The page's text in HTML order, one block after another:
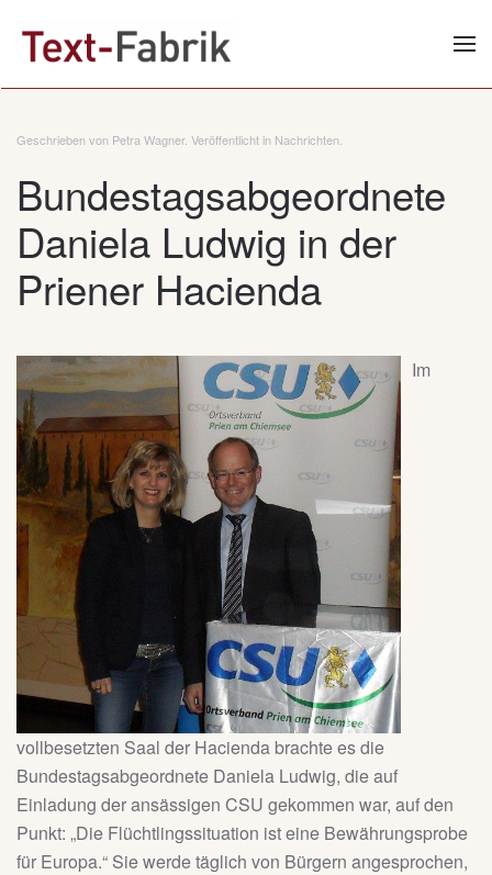
Zum Hauptinhalt springen
Geschrieben von Petra Wagner. Veröffentlicht in Nachrichten
Bundestagsabgeordnete
Daniela Ludwig in der
Priener Hacienda
Im
vollbesetzten Saal der Hacienda brachte es die
Bundestagsabgeordnete Daniela Ludwig, die auf
Einladung der ansässigen CSU gekommen war, auf den
Punkt: „Die Flüchtlingssituation ist eine Bewährungsprobe
für Europa.“ Sie werde täglich von Bürgern angesprochen,